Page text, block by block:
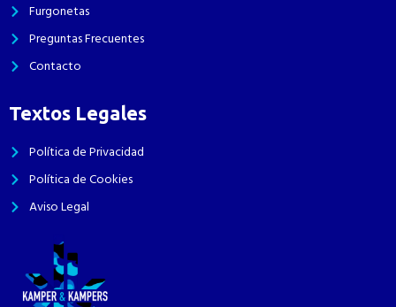
Furgonetas
Preguntas Frecuentes
Contacto
Textos Legales
Política de Privacidad
Política de Cookies
Aviso Legal